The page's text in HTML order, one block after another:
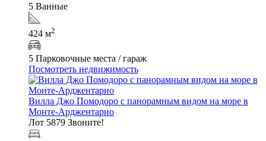
5 Ванные
424 м2
5 Парковочные места / гараж
Посмотреть недвижимость
Вилла Джо Помодоро с панорамным видом на море в
Монте-Арджентарио
Лот 5879 Звоните!